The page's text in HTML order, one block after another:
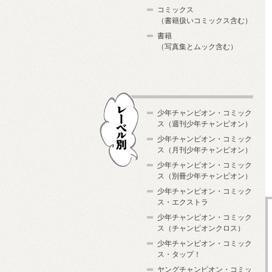
コミックス
（書籍扱いコミックス含む）
書籍
（写真集とムック含む）
少年チャンピオン・コミック
ス（週刊少年チャンピオン）
少年チャンピオン・コミック
ス（月刊少年チャンピオン）
少年チャンピオン・コミック
ス（別冊少年チャンピオン）
少年チャンピオン・コミック
ス・エクストラ
少年チャンピオン・コミック
ス（チャンピオンクロス）
少年チャンピオン・コミック
ス・タップ！
ヤングチャンピオン・コミッ